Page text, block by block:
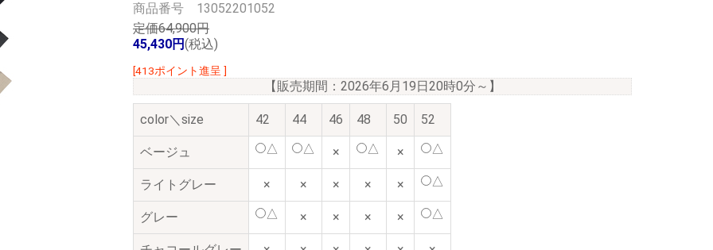
商品番号 13052201052
定価64,900円
45,430円(税込)
[413ポイント進呈 ]
【販売期間： 2026年6月19日20時0分 ～】
color＼size 42 44 46 48 50 52
ベージュ △ △ × △ × △
ライトグレー × × × × × △
グレー △ × × × × △